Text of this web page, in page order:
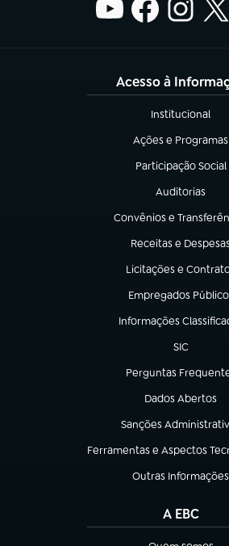
Acesso à
Institucional
(abre em nova
Ações e Programas
(abre em nova aba)
Participação Social
(abre em nova aba)
Auditorias
(abre em nova
Convênios e
(abre em nova aba)
Receitas e
(abre em nova aba)
Licitações e
(abre em nova aba)
Empregados
(abre em nova aba)
Informações
(abre em nova aba)
SIC
(abre em
Perguntas
(abre em nova aba)
Dados Abertos
(abre em nova
Sanções
(abre em nova aba)
Ferramentas e Aspectos
(abre em nova aba)
Outras Informações
(abre em nova aba)
A EBC